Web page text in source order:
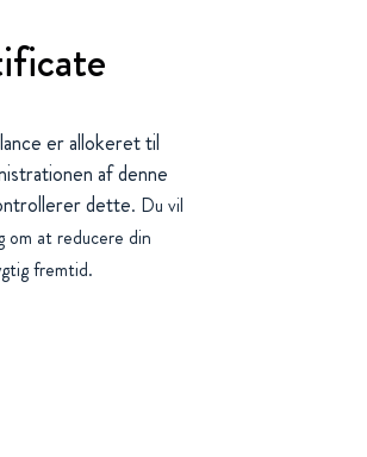
er allokeret til
af denne
dette. Du vil
at reducere din
fremtid.